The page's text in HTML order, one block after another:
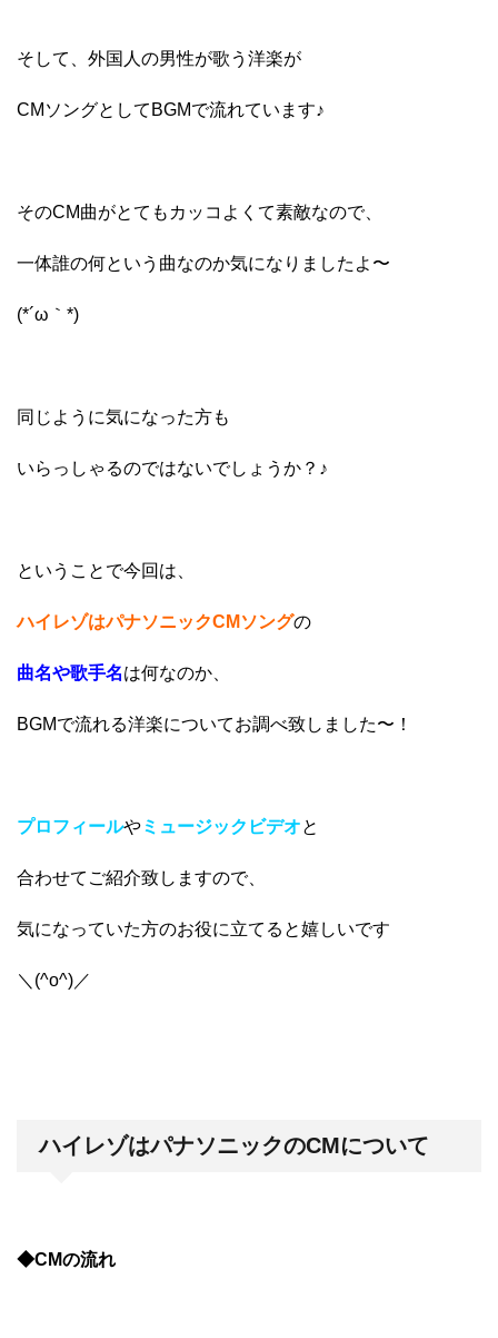
そして、外国人の男性が歌う洋楽が
CMソングとしてBGMで流れています♪
そのCM曲がとてもカッコよくて素敵なので、
一体誰の何という曲なのか気になりましたよ〜
(*´ω｀*)
同じように気になった方も
いらっしゃるのではないでしょうか？♪
ということで今回は、
ハイレゾはパナソニックCMソングの
曲名や歌手名は何なのか、
BGMで流れる洋楽についてお調べ致しました〜！
プロフィールやミュージックビデオと
合わせてご紹介致しますので、
気になっていた方のお役に立てると嬉しいです
＼(^o^)／
ハイレゾはパナソニックのCMについて
◆CMの流れ